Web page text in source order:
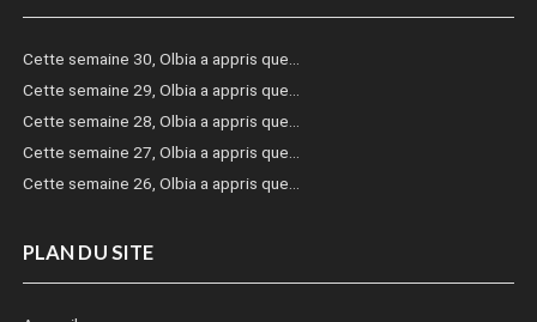
Cette semaine 30, Olbia a appris que…
Cette semaine 29, Olbia a appris que…
Cette semaine 28, Olbia a appris que…
Cette semaine 27, Olbia a appris que…
Cette semaine 26, Olbia a appris que…
PLAN DU SITE